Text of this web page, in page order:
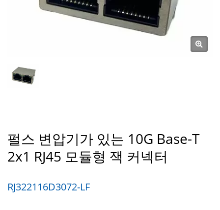
펄스 변압기가 있는 10G Base-T
2x1 RJ45 모듈형 잭 커넥터
RJ322116D3072-LF